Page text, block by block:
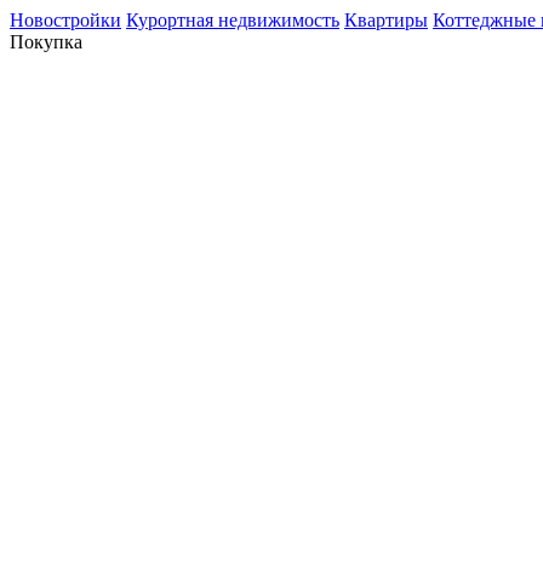
Новостройки Курортная недвижимость Квартиры Коттеджные
Покупка